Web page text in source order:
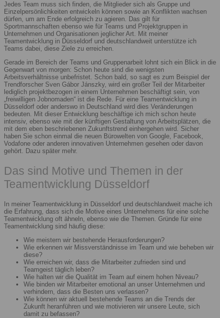
Jedes Team muss sich finden, die Mitglieder sich als Gruppe und
Einzelpersönlichkeiten entwickeln können sowie an Konflikten wachsen
dürfen, um am Ende erfolgreich zu agieren. Das gilt für
Sportmannschaften ebenso wie für Teams und Projektgruppen in
Unternehmen und Organisationen jeglicher Art. Mit meiner
Teamentwicklung in Düsseldorf und deutschlandweit unterstütze ich
Teams dabei, diese Ziele zu erreichen.
Gerade im Bereich der Teams und Gruppenarbeit lohnt sich ein Blick in die
Gegenwart von morgen: Schon heute sind die wenigsten
Arbeitsverhältnisse unbefristet. Schon bald, so sagt es zum Beispiel der
Trendforscher Sven Gábor Jánszky, wird ein großer Teil der Mitarbeiter
lediglich projektbezogen in einem Unternehmen beschäftigt sein, von
„freiwilligen Jobnomaden“ ist die Rede. Für eine Teamentwicklung in
Düsseldorf oder anderswo in Deutschland wird dies Veränderungen
bedeuten. Mit dieser Entwicklung beschäftige ich mich schon heute
intensiv, ebenso wie mit der künftigen Gestaltung von Arbeitsplätzen, die
mit dem eben beschriebenen Zukunftstrend einhergehen wird. Sicher
haben Sie schon einmal die neuen Bürowelten von Google, Facebook,
Vodafone oder anderen innovativen Unternehmen gesehen oder davon
gehört. Dazu später mehr.
Das sind Motive und Themen in der
Teamentwicklung Düsseldorf
In meiner Teamentwicklung in Düsseldorf und deutschlandweit mache ich
die Erfahrung, dass sich die Motive eines Unternehmens für eine solche
Teamentwicklung oft ähneln, ebenso wie die Themen. Gründe für eine
Teamentwicklung sind häufig diese:
Wie meistern wir bestehende Herausforderungen?
Wie erkennen wir Missverständnisse im Team und wie beheben wir
diese?
Wie erreichen wir, dass die Mitarbeiter zufrieden sind und
Teamgeist täglich leben?
Wie halten wir die Qualität im Team auf einem hohen Niveau?
Wie binden wir Mitarbeiter emotional an unser Unternehmen und
verhindern, dass die Besten uns verlassen?
Wie können wir aktuell bestehende Teams an die Trends der
Zukunft heranführen und wie motivieren wir unsere Leute, sich
damit zu befassen?